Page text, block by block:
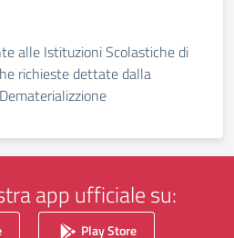
alle Istituzioni Scolastiche di
richieste dettate dalla
app ufficiale su:
Play Store